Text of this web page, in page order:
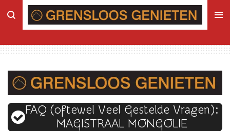
Ga
de
FAQ (oftewel Veel Gestelde Vragen):
MAGISTRAAL MONGOLIE